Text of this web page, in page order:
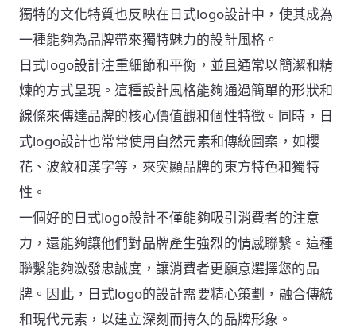
獨特的文化特質也反映在日式logo設計中，使其成為
一種能夠為品牌帶來獨特魅力的設計風格。
日式logo設計注重細節和平衡，並且通常以簡潔和精
煉的方式呈現。這種設計風格能夠通過簡單的形狀和
線條來傳達品牌的核心價值觀和個性特徵。同時，日
式logo設計也常常使用自然元素和傳統圖案，如櫻
花、波紋和漢字等，來突顯品牌的東方特色和獨特
性。
一個好的日式logo設計不僅能夠吸引消費者的注意
力，還能夠讓他們對品牌產生強烈的情感聯繫。這種
聯繫能夠激發忠誠度，讓消費者更願意選擇您的品
牌。因此，日式logo的設計需要精心策劃，融合傳統
和現代元素，以建立深刻而持久的品牌形象。